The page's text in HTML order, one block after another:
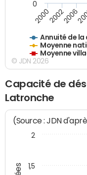
Annuité de
Moyenne
Moyenne
200020022006
0
© JDN 2026
Capacité de
Latronche
(Source : JDN
1,5
2